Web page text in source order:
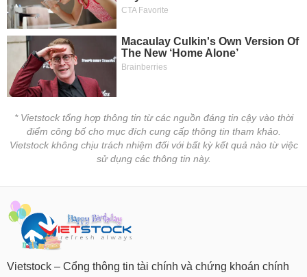
* Vietstock tổng hợp thông tin từ các nguồn đáng tin cậy vào thời
điểm công bố cho mục đích cung cấp thông tin tham khảo.
Vietstock không chịu trách nhiệm đối với bất kỳ kết quả nào từ việc
sử dụng các thông tin này.
Vietstock – Cổng thông tin tài chính và chứng khoán chính
Tất cả Cổ phiếu Chỉ số
Lãnh
đạo
(-)
Tất cả Người nội bộ
Tin
tức
(-)
viết
của
tác
giả
(-)